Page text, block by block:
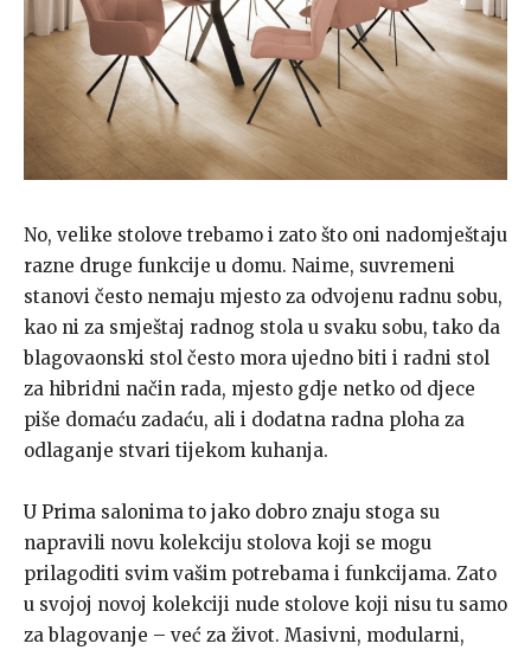
No, velike stolove trebamo i zato što oni nadomještaju
razne druge funkcije u domu. Naime, suvremeni
stanovi često nemaju mjesto za odvojenu radnu sobu,
kao ni za smještaj radnog stola u svaku sobu, tako da
blagovaonski stol često mora ujedno biti i radni stol
za hibridni način rada, mjesto gdje netko od djece
piše domaću zadaću, ali i dodatna radna ploha za
odlaganje stvari tijekom kuhanja.
U Prima salonima to jako dobro znaju stoga su
napravili novu kolekciju stolova koji se mogu
prilagoditi svim vašim potrebama i funkcijama. Zato
u svojoj novoj kolekciji nude stolove koji nisu tu samo
za blagovanje – već za život. Masivni, modularni,